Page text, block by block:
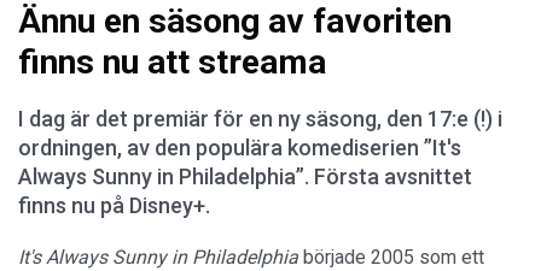
Ännu en säsong av favoriten
finns nu att streama
I dag är det premiär för en ny säsong, den 17:e (!) i
ordningen, av den populära komediserien ”It's
Always Sunny in Philadelphia”. Första avsnittet
finns nu på Disney+.
It's Always Sunny in Philadelphia började 2005 som ett